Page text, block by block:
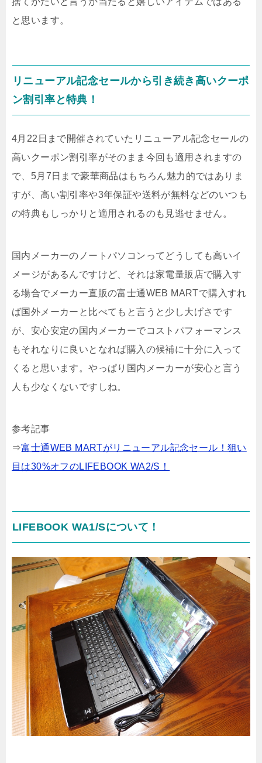
と思います。
リニューアル記念セールから引き続き高いクーポ
ン割引率と特典！
4月22日まで開催されていたリニューアル記念セールの
高いクーポン割引率がそのまま今回も適用されますの
で、5月7日まで豪華商品はもちろん魅力的ではありま
すが、高い割引率や3年保証や送料が無料などのいつも
の特典もしっかりと適用されるのも見逃せません。
国内メーカーのノートパソコンってどうしても高いイ
メージがあるんですけど、それは家電量販店で購入す
る場合でメーカー直販の富士通WEB MARTで購入すれ
ば国外メーカーと比べてもと言うと少し大げさです
が、安心安定の国内メーカーでコストパフォーマンス
もそれなりに良いとなれば購入の候補に十分に入って
くると思います。やっぱり国内メーカーが安心と言う
人も少なくないですしね。
参考記事
⇒富士通WEB MARTがリニューアル記念セール！狙い
目は30%オフのLIFEBOOK WA2/S！
LIFEBOOK WA1/Sについて！